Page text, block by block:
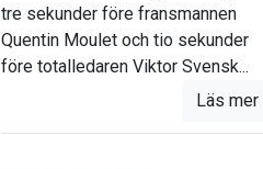
tre sekunder före fransmannen
Quentin Moulet och tio sekunder
före totalledaren Viktor Svensk...
Läs mer